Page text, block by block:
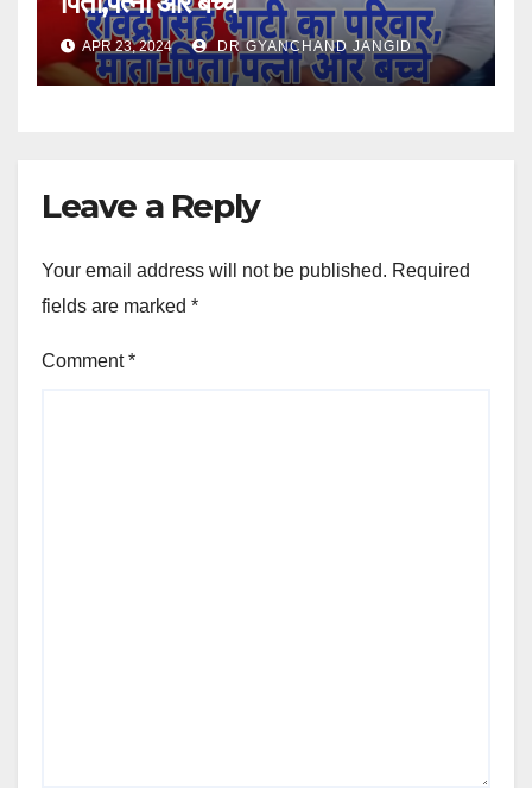
APR 23, 2024 DR GYANCHAND JANGID
Leave a Reply
Your email address will not be published. Required
fields are marked *
Comment*